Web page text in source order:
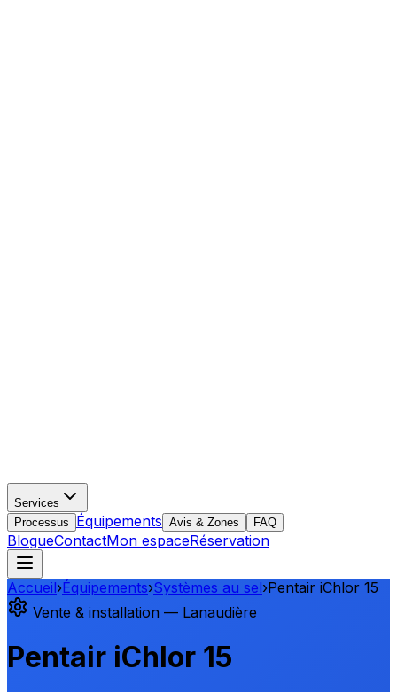
Services
Processus
Équipements Avis & Zones FAQ
BlogueContactMon espaceRéservation
Accueil›Équipements›Systèmes au sel›Pentair iChlor 15
Vente & installation — Lanaudière
Pentair iChlor 15